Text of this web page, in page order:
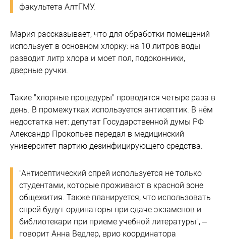
факультета АлтГМУ.
Мария рассказывает, что для обработки помещений
использует в основном хлорку: на 10 литров воды
разводит литр хлора и моет пол, подоконники,
дверные ручки.
Такие "хлорные процедуры" проводятся четыре раза в
день. В промежутках используется антисептик. В нём
недостатка нет: депутат Государственной думы РФ
Александр Прокопьев передал в медицинский
университет партию дезинфицирующего средства.
"Антисептический спрей используется не только
студентами, которые проживают в красной зоне
общежития. Также планируется, что использовать
спрей будут ординаторы при сдаче экзаменов и
библиотекари при приеме учебной литературы", –
говорит Анна Ведлер, врио координатора